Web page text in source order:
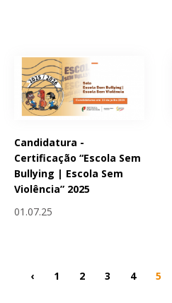
Candidatura -
Certificação “Escola Sem
Bullying | Escola Sem
Violência” 2025
01.07.25
‹ 1 2 3 4 5